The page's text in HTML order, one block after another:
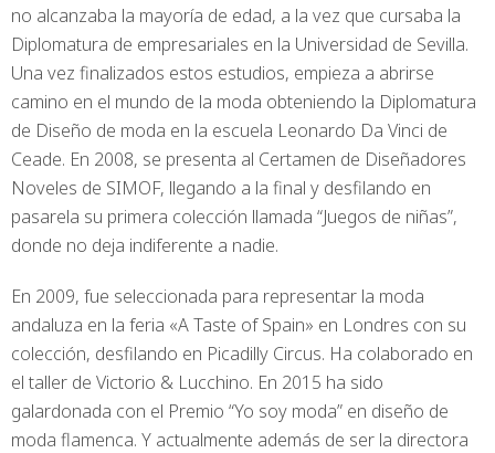
no alcanzaba la mayoría de edad, a la vez que cursaba la
Diplomatura de empresariales en la Universidad de Sevilla.
Una vez finalizados estos estudios, empieza a abrirse
camino en el mundo de la moda obteniendo la Diplomatura
de Diseño de moda en la escuela Leonardo Da Vinci de
Ceade. En 2008, se presenta al Certamen de Diseñadores
Noveles de SIMOF, llegando a la final y desfilando en
pasarela su primera colección llamada “Juegos de niñas”,
donde no deja indiferente a nadie.
En 2009, fue seleccionada para representar la moda
andaluza en la feria «A Taste of Spain» en Londres con su
colección, desfilando en Picadilly Circus. Ha colaborado en
el taller de Victorio & Lucchino. En 2015 ha sido
galardonada con el Premio “Yo soy moda” en diseño de
moda flamenca. Y actualmente además de ser la directora